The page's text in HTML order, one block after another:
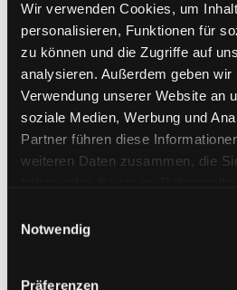
Wir verwenden Cookies, um
personalisieren, Funktionen für
zu können und die Zugriffe auf
analysieren. Außerdem geben
Verwendung unserer Website an
soziale Medien, Werbung und
Partner führen diese
weiteren Daten zusammen, die
Cookies, wenn Sie unsere
Notwendig
Präferenzen
File.al | 365 Tage
114,95 €